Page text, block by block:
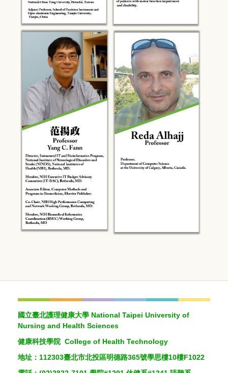
國立臺北護理健康大學 National Taipei University of
Nursing and Health Sciences
健康科技學院 College of Health Technology
地址：112303臺北市北投區明德路365號學思樓10樓F1022